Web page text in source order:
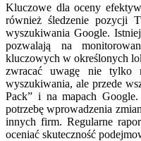
Kluczowe dla oceny
również śledzenie pozycji
wyszukiwania Google.
pozwalają na
kluczowych w określonych
zwracać uwagę nie tylko
wyszukiwania, ale przede
Pack” i na mapach
potrzebę wprowadzenia
innych firm. Regularne
oceniać skuteczność